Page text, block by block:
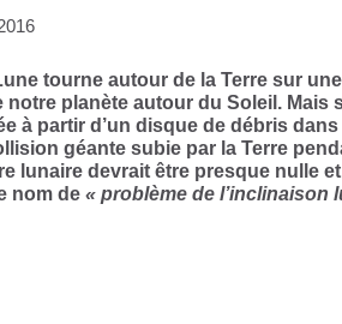
tourne autour de la Terre sur
notre planète autour du Soleil.
à partir d’un disque de débris
géante subie par la Terre
lunaire devrait être presque nulle
nom de « problème de l’inclinaison